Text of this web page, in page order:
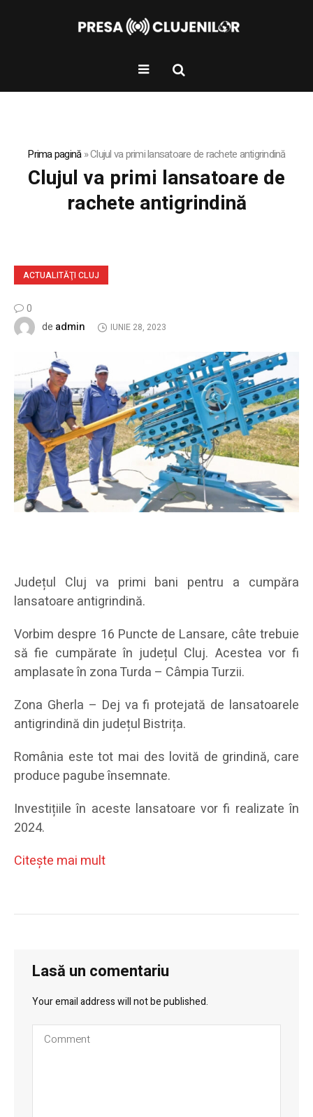
Prima pagină»Clujul va primi lansatoare de rachete antigrindină
Clujul va primi lansatoare de
rachete antigrindină
ACTUALITĂŢI CLUJ
0
de admin IUNIE 28, 2023
Județul Cluj va primi bani pentru a cumpăra
lansatoare antigrindină.
Vorbim despre 16 Puncte de Lansare, câte trebuie
să fie cumpărate în județul Cluj. Acestea vor fi
amplasate în zona Turda – Câmpia Turzii.
Zona Gherla – Dej va fi protejată de lansatoarele
antigrindină din județul Bistrița.
România este tot mai des lovită de grindină, care
produce pagube însemnate.
Investițiile în aceste lansatoare vor fi realizate în
2024.
Citeşte mai mult
Lasă un comentariu
Your email address will not be published.